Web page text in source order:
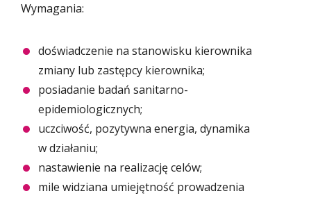
Wymagania:
doświadczenie na stanowisku kierownika
zmiany lub zastępcy kierownika;
posiadanie badań sanitarno-
epidemiologicznych;
uczciwość, pozytywna energia, dynamika
w działaniu;
nastawienie na realizację celów;
mile widziana umiejętność prowadzenia